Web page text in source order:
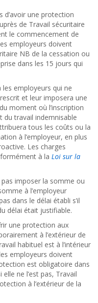
d’avoir une protection
de Travail sécuritaire
le commencement de
employeurs doivent
NB de la cessation ou
dans les 15 jours qui
employeurs qui ne
et leur imposera une
moment où l’inscription
du travail indemnisable
tous les coûts ou la
à l’employeur, en plus
Les charges
à la Loi sur la
imposer la somme ou
à l’employeur
dans le délai établi s’il
délai était justifiable.
une protection aux
à l’extérieur de
habituel est à l’intérieur
employeurs doivent
est obligatoire dans
ne l’est pas, Travail
à l’extérieur de la